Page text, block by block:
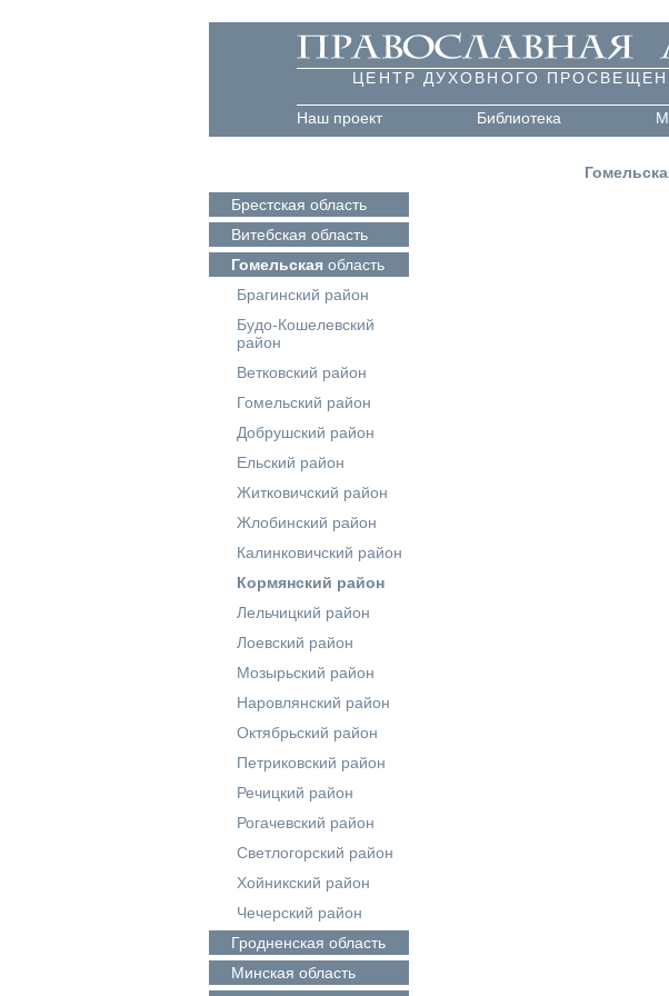
ЦЕНТР ДУХОВНОГО
Наш проект
Библиотека
Брестская область
Витебская область
Гомельскаяобласть
Брагинский район
Будо-Кошелевский
район
Ветковский район
Гомельский район
Добрушский район
Ельский район
Житковичский район
Жлобинский район
Калинковичский район
Кормянский район
Лельчицкий район
Лоевский район
Мозырьский район
Наровлянский район
Октябрьский район
Петриковский район
Речицкий район
Рогачевский район
Светлогорский район
Хойникский район
Чечерский район
Гродненская область
Минская область